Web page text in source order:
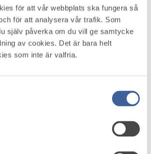
för att vår webbplats ska fungera så
för att analysera vår trafik. Som
själv påverka om du vill ge samtycke
av cookies. Det är bara helt
som inte är valfria.
om pengar på arbetstid. Det är vanligare än
ge allvarliga konsekvenser för individen,
Men vad kan man göra åt det? Ny